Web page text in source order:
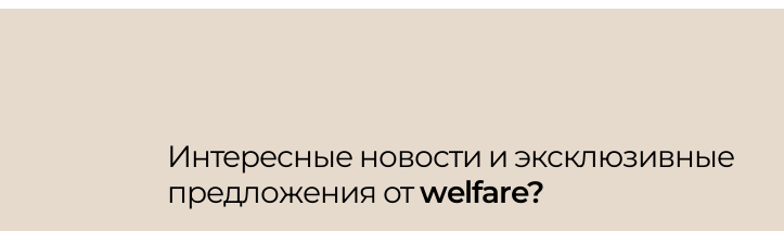
Интересные новости и эксклюзивные
предложения отwelfare?